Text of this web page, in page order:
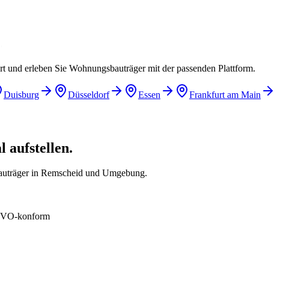
erleben Sie Wohnungsbauträger mit der passenden Plattform.
Duisburg Düsseldorf Essen
Frankfurt am Main
aufstellen.
in Remscheid und Umgebung.
konform